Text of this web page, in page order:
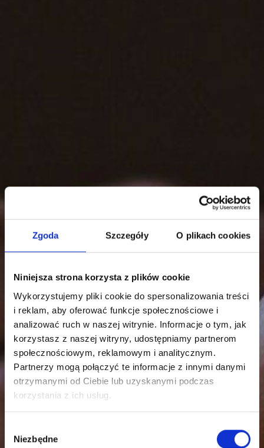
Zgoda Szczegóły O plikach cookies
Niniejsza strona korzysta z plików cookie
Wykorzystujemy pliki cookie do spersonalizowania treści
i reklam, aby oferować funkcje społecznościowe i
analizować ruch w naszej witrynie. Informacje o tym, jak
korzystasz z naszej witryny, udostępniamy partnerom
społecznościowym, reklamowym i analitycznym.
Partnerzy mogą połączyć te informacje z innymi danymi
otrzymanymi od Ciebie lub uzyskanymi podczas
korzystania z ich usług.
Niezbędne
Zakład Pogrzebowy
SACRUM
Kontakt 24/7
535 900 581
535 515 525
Dyżur całą dobę 24/7